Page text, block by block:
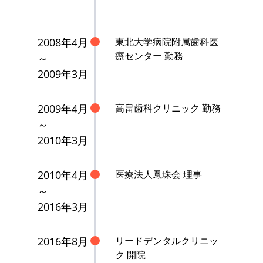
2008年4月
～
2009年3月
東北大学病院附属歯科医
療センター 勤務
2009年4月
～
2010年3月
高畠歯科クリニック 勤務
2010年4月
～
2016年3月
医療法人鳳珠会 理事
2016年8月
リードデンタルクリニッ
ク 開院